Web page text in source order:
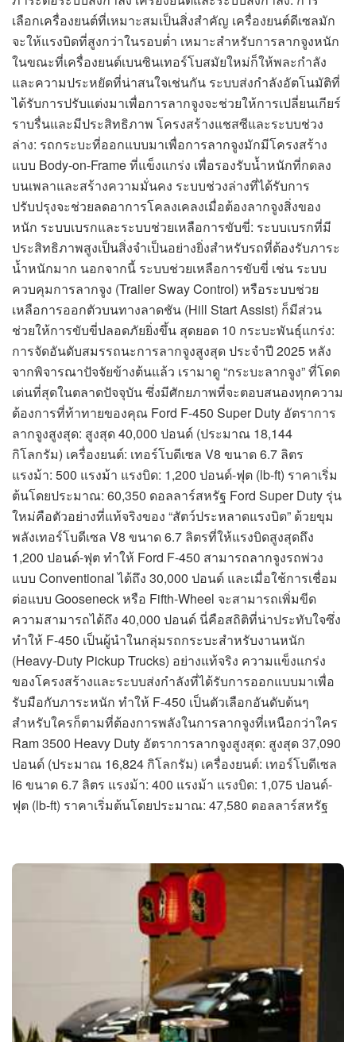
เลือกเครื่องยนต์ที่เหมาะสมเป็นสิ่งสำคัญ เครื่องยนต์ดีเซลมัก
จะให้แรงบิดที่สูงกว่าในรอบต่ำ เหมาะสำหรับการลากจูงหนัก
ในขณะที่เครื่องยนต์เบนซินเทอร์โบสมัยใหม่ก็ให้พละกำลัง
และความประหยัดที่น่าสนใจเช่นกัน ระบบส่งกำลังอัตโนมัติที่
ได้รับการปรับแต่งมาเพื่อการลากจูงจะช่วยให้การเปลี่ยนเกียร์
ราบรื่นและมีประสิทธิภาพ โครงสร้างแชสซีและระบบช่วง
ล่าง: รถกระบะที่ออกแบบมาเพื่อการลากจูงมักมีโครงสร้าง
แบบ Body-on-Frame ที่แข็งแกร่ง เพื่อรองรับน้ำหนักที่กดลง
บนเพลาและสร้างความมั่นคง ระบบช่วงล่างที่ได้รับการ
ปรับปรุงจะช่วยลดอาการโคลงเคลงเมื่อต้องลากจูงสิ่งของ
หนัก ระบบเบรกและระบบช่วยเหลือการขับขี่: ระบบเบรกที่มี
ประสิทธิภาพสูงเป็นสิ่งจำเป็นอย่างยิ่งสำหรับรถที่ต้องรับภาระ
น้ำหนักมาก นอกจากนี้ ระบบช่วยเหลือการขับขี่ เช่น ระบบ
ควบคุมการลากจูง (Trailer Sway Control) หรือระบบช่วย
เหลือการออกตัวบนทางลาดชัน (Hill Start Assist) ก็มีส่วน
ช่วยให้การขับขี่ปลอดภัยยิ่งขึ้น สุดยอด 10 กระบะพันธุ์แกร่ง:
การจัดอันดับสมรรถนะการลากจูงสูงสุด ประจำปี 2025 หลัง
จากพิจารณาปัจจัยข้างต้นแล้ว เรามาดู “กระบะลากจูง” ที่โดด
เด่นที่สุดในตลาดปัจจุบัน ซึ่งมีศักยภาพที่จะตอบสนองทุกความ
ต้องการที่ท้าทายของคุณ Ford F-450 Super Duty อัตราการ
ลากจูงสูงสุด: สูงสุด 40,000 ปอนด์ (ประมาณ 18,144
กิโลกรัม) เครื่องยนต์: เทอร์โบดีเซล V8 ขนาด 6.7 ลิตร
แรงม้า: 500 แรงม้า แรงบิด: 1,200 ปอนด์-ฟุต (lb-ft) ราคาเริ่ม
ต้นโดยประมาณ: 60,350 ดอลลาร์สหรัฐ Ford Super Duty รุ่น
ใหม่คือตัวอย่างที่แท้จริงของ “สัตว์ประหลาดแรงบิด” ด้วยขุม
พลังเทอร์โบดีเซล V8 ขนาด 6.7 ลิตรที่ให้แรงบิดสูงสุดถึง
1,200 ปอนด์-ฟุต ทำให้ Ford F-450 สามารถลากจูงรถพ่วง
แบบ Conventional ได้ถึง 30,000 ปอนด์ และเมื่อใช้การเชื่อม
ต่อแบบ Gooseneck หรือ Fifth-Wheel จะสามารถเพิ่มขีด
ความสามารถได้ถึง 40,000 ปอนด์ นี่คือสถิติที่น่าประทับใจซึ่ง
ทำให้ F-450 เป็นผู้นำในกลุ่มรถกระบะสำหรับงานหนัก
(Heavy-Duty Pickup Trucks) อย่างแท้จริง ความแข็งแกร่ง
ของโครงสร้างและระบบส่งกำลังที่ได้รับการออกแบบมาเพื่อ
รับมือกับภาระหนัก ทำให้ F-450 เป็นตัวเลือกอันดับต้นๆ
สำหรับใครก็ตามที่ต้องการพลังในการลากจูงที่เหนือกว่าใคร
Ram 3500 Heavy Duty อัตราการลากจูงสูงสุด: สูงสุด 37,090
ปอนด์ (ประมาณ 16,824 กิโลกรัม) เครื่องยนต์: เทอร์โบดีเซล
I6 ขนาด 6.7 ลิตร แรงม้า: 400 แรงม้า แรงบิด: 1,075 ปอนด์-
ฟุต (lb-ft) ราคาเริ่มต้นโดยประมาณ: 47,580 ดอลลาร์สหรัฐ